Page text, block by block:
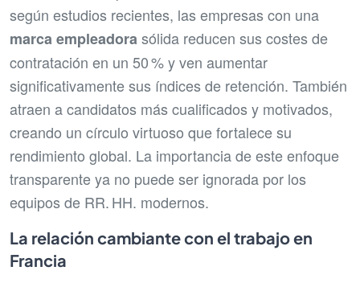
según estudios recientes, las empresas con una
marca empleadorasólida reducen sus costes de
contratación en un 50 % y ven aumentar
significativamente sus índices de retención. También
atraen a candidatos más cualificados y motivados,
creando un círculo virtuoso que fortalece su
rendimiento global. La importancia de este enfoque
transparente ya no puede ser ignorada por los
equipos de RR. HH. modernos.
La relación cambiante con el trabajo en
Francia